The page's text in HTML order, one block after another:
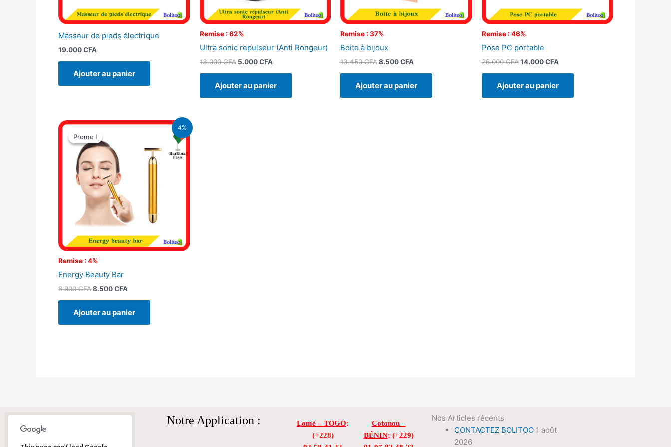
Masseur de pieds électrique
19.000CFA
Ajouter au panier
Remise : 62%
Ultra sonic repulseur (Anti Rongeur)
13.000CFA 5.000CFA
Ajouter au panier
Remise : 37%
Boite à bijoux
13.450CFA8.500CFA
Ajouter au panier
Remise : 46%
Pose PC portable
26.000CFA 14.000CFA
Ajouter au panier
4%
Promo !
Remise : 4%
Promo !
Energy Beauty Bar
8.900CFA
Le
initial
était :
8.900 CFA.
8.500CFA
Le
8.500 CFA.
Ajouter au panier
Notre Application : Lomé – TOGO:
(+228)
Cotonou –
BÉNIN: (+229)
Nos Articles récents
CONTACTEZ BOLITOO 1 août
2026